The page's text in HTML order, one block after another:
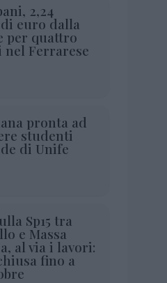
2,24
euro dalla
per quattro
nel Ferrarese
pronta ad
studenti
di Unife
Sp15 tra
e Massa
al via i lavori:
fino a